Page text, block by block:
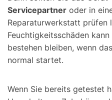
Servicepartner oder in
Reparaturwerkstatt prüfen
Feuchtigkeitsschäden
bestehen bleiben, wenn
normal startet.
Wenn Sie bereits getestet